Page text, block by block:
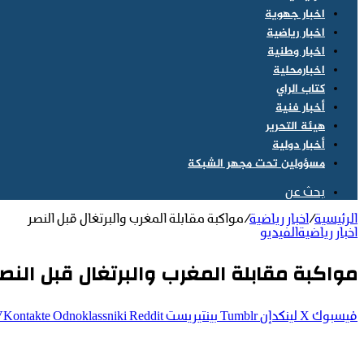
اخبار جهوية
اخبار رياضية
اخبار وطنية
اخبارمحلية
كتاب الراي
أخبار فنية
هيئة التحرير
أخبار دولية
مسؤولين تحت مجهر الشبكة
بحث عن
الرئيسية/ اخبار رياضية/مواكبة مقابلة المغرب والبرتغال قبل النصر
اخبار رياضية الفيديو
مواكبة مقابلة المغرب والبرتغال قبل
فيسبوك‫X لينكدإن بينتيريست Odnoklassniki